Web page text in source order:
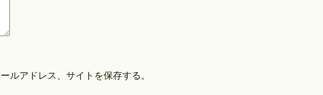
ルアドレス、サイトを保存する。